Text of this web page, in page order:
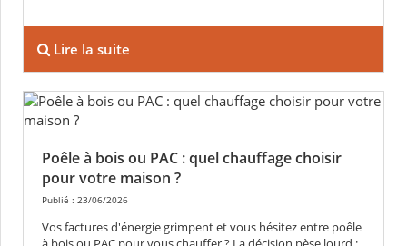
Lire la suite
Poêle à bois ou PAC : quel chauffage choisir
pour votre maison ?
Publié : 23/06/2026
Vos factures d'énergie grimpent et vous hésitez entre poêle